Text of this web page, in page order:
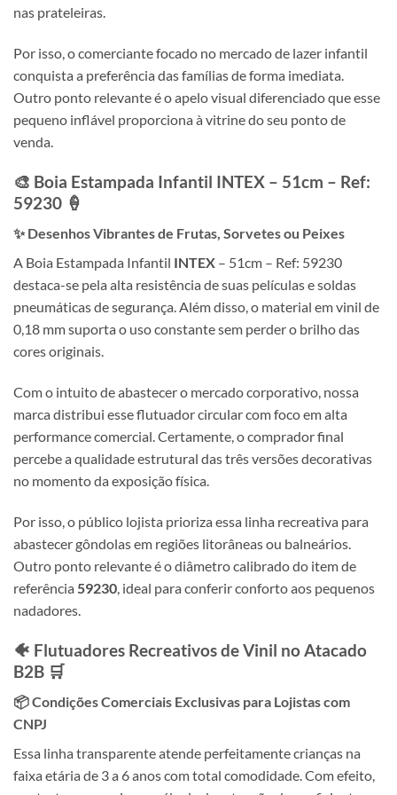
nas prateleiras.
Por isso, o comerciante focado no mercado de lazer infantil
conquista a preferência das famílias de forma imediata.
Outro ponto relevante é o apelo visual diferenciado que esse
pequeno inflável proporciona à vitrine do seu ponto de
venda.
🎨 Boia Estampada Infantil INTEX – 51cm – Ref:
59230 🍦
✨ Desenhos Vibrantes de Frutas, Sorvetes ou Peixes
A Boia Estampada Infantil INTEX – 51cm – Ref: 59230
destaca-se pela alta resistência de suas películas e soldas
pneumáticas de segurança. Além disso, o material em vinil de
0,18 mm suporta o uso constante sem perder o brilho das
cores originais.
Com o intuito de abastecer o mercado corporativo, nossa
marca distribui esse flutuador circular com foco em alta
performance comercial. Certamente, o comprador final
percebe a qualidade estrutural das três versões decorativas
no momento da exposição física.
Por isso, o público lojista prioriza essa linha recreativa para
abastecer gôndolas em regiões litorâneas ou balneários.
Outro ponto relevante é o diâmetro calibrado do item de
referência 59230, ideal para conferir conforto aos pequenos
nadadores.
🐠 Flutuadores Recreativos de Vinil no Atacado
B2B 🛒
📦 Condições Comerciais Exclusivas para Lojistas com
CNPJ
Essa linha transparente atende perfeitamente crianças na
faixa etária de 3 a 6 anos com total comodidade. Com efeito,